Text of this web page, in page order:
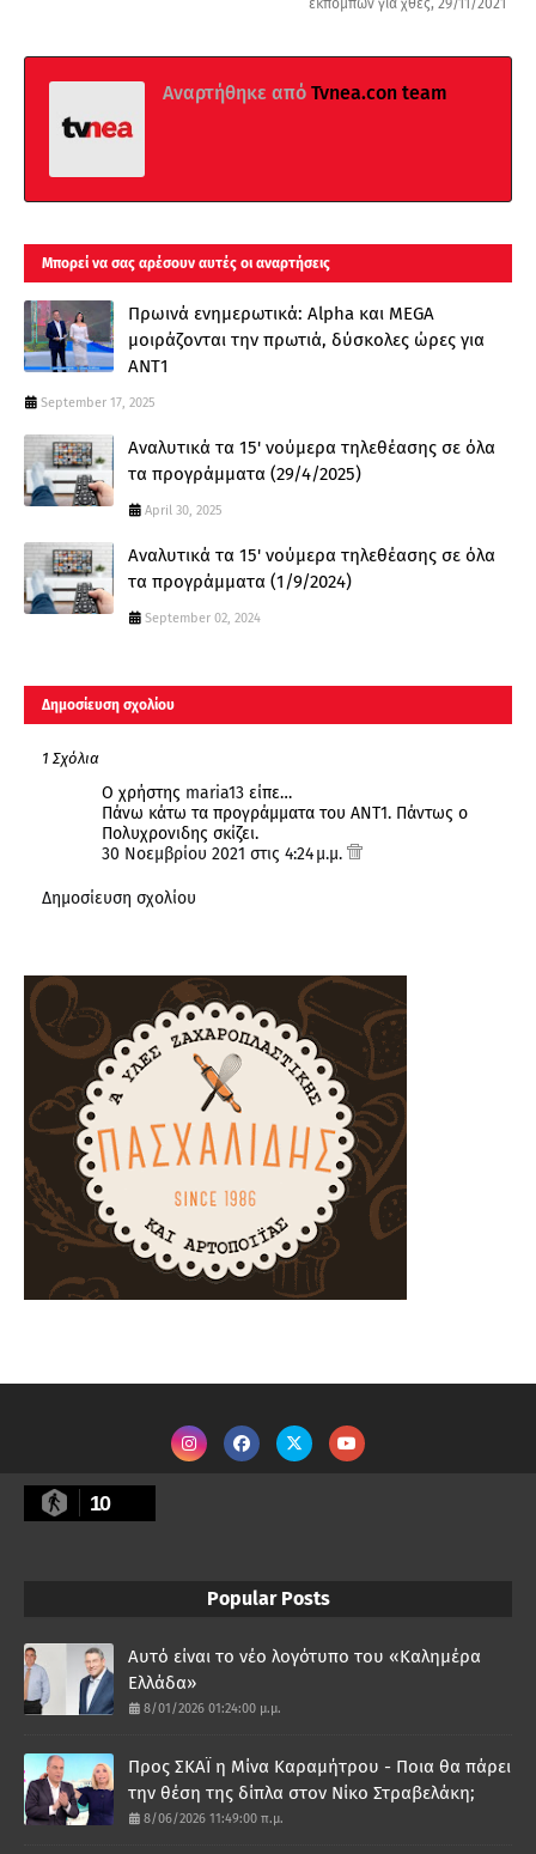
Αναρτήθηκε από Tvnea.con team
Μπορεί να σας αρέσουν αυτές οι αναρτήσεις
Πρωινά ενημερωτικά: Alpha και MEGA
μοιράζονται την πρωτιά, δύσκολες ώρες για
ΑΝΤ1
September 17, 2025
Αναλυτικά τα 15' νούμερα τηλεθέασης σε όλα
τα προγράμματα (29/4/2025)
April 30, 2025
Αναλυτικά τα 15' νούμερα τηλεθέασης σε όλα
τα προγράμματα (1/9/2024)
September 02, 2024
Δημοσίευση σχολίου
1 Σχόλια
Ο χρήστης maria13 είπε…
Πάνω κάτω τα προγράμματα του ΑΝΤ1. Πάντως ο
Πολυχρονιδης σκίζει.
30 Νοεμβρίου 2021 στις 4:24 μ.μ.
Δημοσίευση σχολίου
10
Popular Posts
Αυτό είναι το νέο λογότυπο του «Καλημέρα
Ελλάδα»
8/01/2026 01:24:00 μ.μ.
Προς ΣΚΑΪ η Μίνα Καραμήτρου - Ποια θα πάρει
την θέση της δίπλα στον Νίκο Στραβελάκη;
8/06/2026 11:49:00 π.μ.